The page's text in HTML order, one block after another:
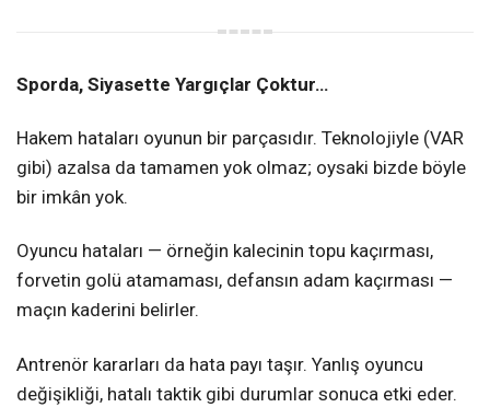
Sporda, Siyasette Yargıçlar Çoktur…
Hakem hataları oyunun bir parçasıdır. Teknolojiyle (VAR
gibi) azalsa da tamamen yok olmaz; oysaki bizde böyle
bir imkân yok.
Oyuncu hataları — örneğin kalecinin topu kaçırması,
forvetin golü atamaması, defansın adam kaçırması —
maçın kaderini belirler.
Antrenör kararları da hata payı taşır. Yanlış oyuncu
değişikliği, hatalı taktik gibi durumlar sonuca etki eder.